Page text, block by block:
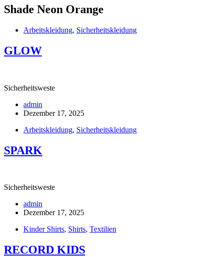
Ergebnisse
Shade Neon Orange
Arbeitskleidung, Sicherheitskleidung
GLOW
Sicherheitsweste
admin
Dezember 17, 2025
Arbeitskleidung, Sicherheitskleidung
SPARK
Sicherheitsweste
admin
Dezember 17, 2025
Kinder Shirts, Shirts, Textilien
RECORD KIDS